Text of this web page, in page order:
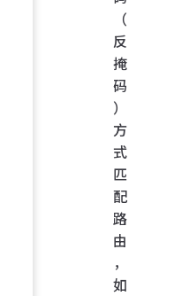
（
反
掩
码
）
方
式
匹
配
路
由
，
如